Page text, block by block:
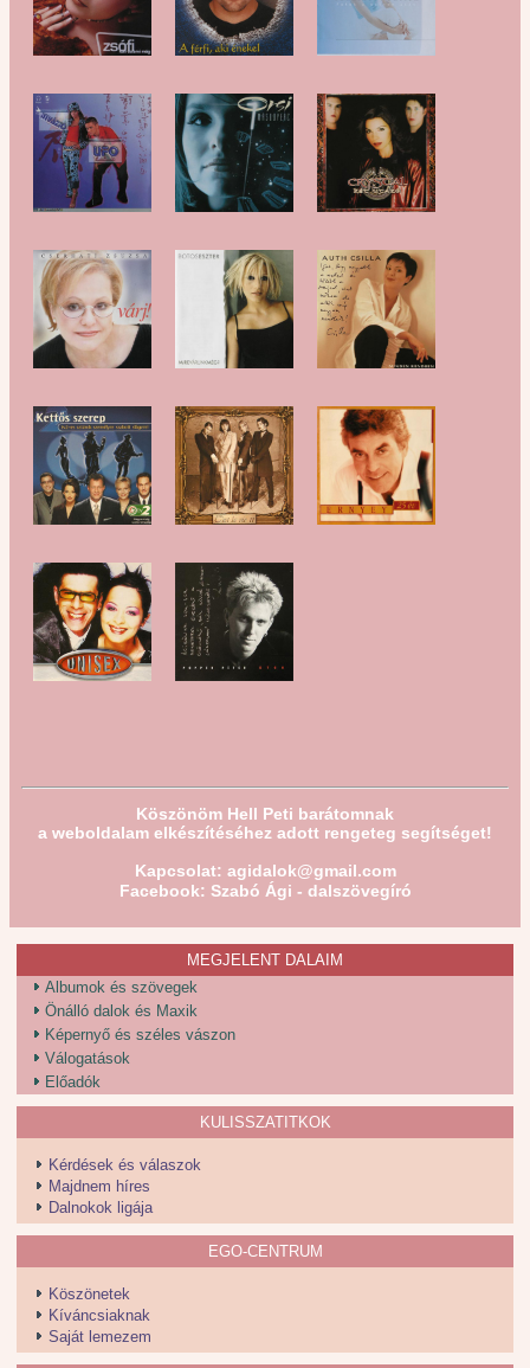
Köszönöm Hell Peti barátomnak
a weboldalam elkészítéséhez adott rengeteg segítséget!
Kapcsolat: agidalok@gmail.com
Facebook: Szabó Ági - dalszövegíró
MEGJELENT DALAIM
Albumok és szövegek
Önálló dalok és Maxik
Képernyő és széles vászon
Válogatások
Előadók
KULISSZATITKOK
Kérdések és válaszok
Majdnem híres
Dalnokok ligája
EGO-CENTRUM
Köszönetek
Kíváncsiaknak
Saját lemezem